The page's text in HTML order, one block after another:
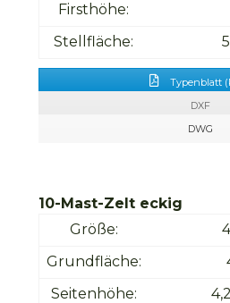
Firsthöhe:
Stellfläche:
Typenblatt
DXF
DWG
10-Mast-Zelt eckig
Größe:
Grundfläche:
Seitenhöhe: